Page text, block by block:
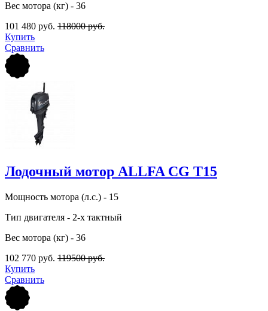
Вес мотора (кг) - 36
101 480 руб. 118000 руб.
Купить
Сравнить
Лодочный мотор ALLFA CG Т15
Мощность мотора (л.с.) - 15
Тип двигателя - 2-х тактный
Вес мотора (кг) - 36
102 770 руб. 119500 руб.
Купить
Сравнить